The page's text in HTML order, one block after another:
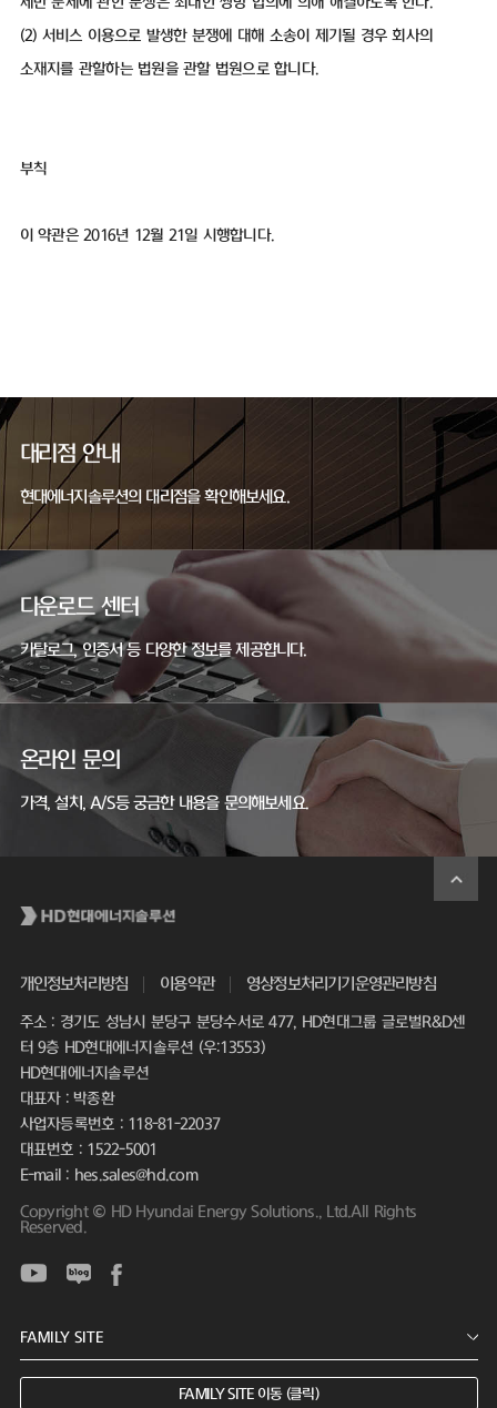
(2) 서비스 이용으로 발생한 분쟁에 대해 소송이 제기될 경우 회사의
소재지를 관할하는 법원을 관할 법원으로 합니다.
부칙
이 약관은 2016년 12월 21일 시행합니다.
대리점 안내
현대에너지솔루션의 대리점을 확인해보세요.
다운로드 센터
카탈로그, 인증서 등 다양한 정보를 제공합니다.
온라인 문의
가격, 설치, A/S등 궁금한 내용을 문의해보세요.
개인정보처리방침 이용약관 영상정보처리기기운영관리방침
주소 : 경기도 성남시 분당구 분당수서로 477, HD현대그룹 글로벌R&D센
터 9층 HD현대에너지솔루션 (우:13553)
HD현대에너지솔루션
대표자 : 박종환
사업자등록번호 : 118-81-22037
대표번호 : 1522-5001
E-mail : hes.sales@hd.com
Copyright © HD Hyundai Energy Solutions., Ltd.All Rights
Reserved.
FAMILY SITE 이동 (클릭)